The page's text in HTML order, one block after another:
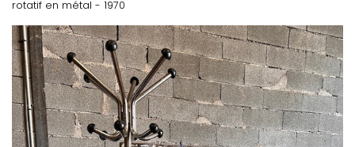
rotatif en métal - 1970